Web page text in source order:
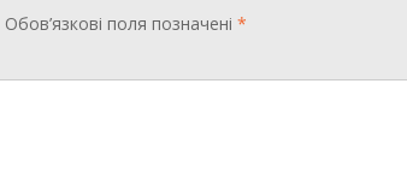
Обов’язкові поля позначені *